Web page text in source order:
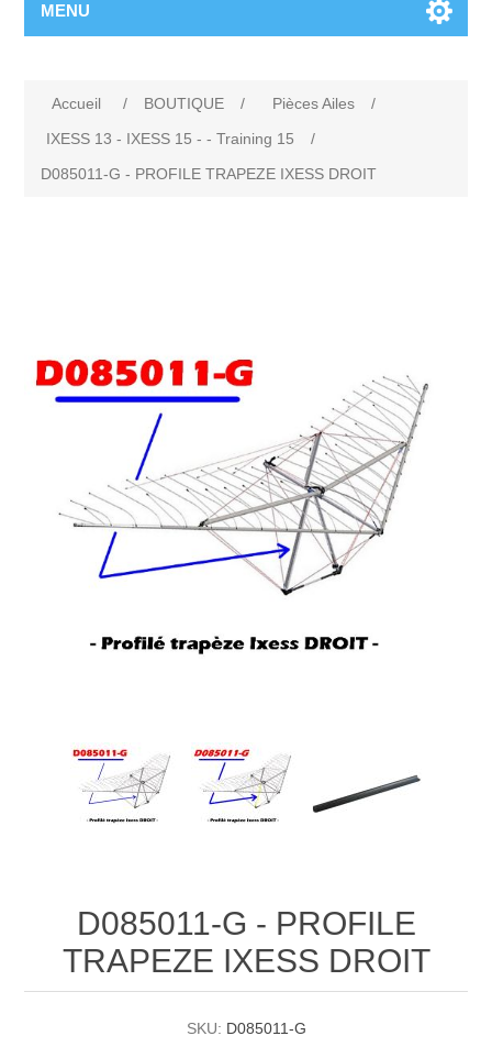
MENU
Accueil / BOUTIQUE / Pièces Ailes
/
IXESS 13 - IXESS 15 - - Training 15
/
D085011-G - PROFILE TRAPEZE IXESS DROIT
D085011-G - PROFILE
TRAPEZE IXESS DROIT
SKU: D085011-G